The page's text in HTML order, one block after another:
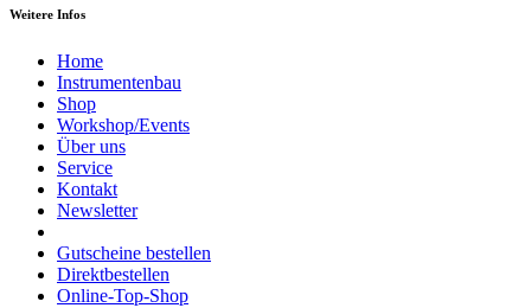
Weitere Infos
Home
Instrumentenbau
Shop
Workshop/Events
Über uns
Service
Kontakt
Newsletter
Gutscheine bestellen
Direktbestellen
Online-Top-Shop